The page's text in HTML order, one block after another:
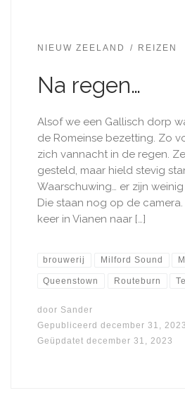
NIEUW ZEELAND REIZEN
Na regen…
Alsof we een Gallisch dorp
de Romeinse bezetting. Zo
zich vannacht in de regen.
gesteld, maar hield stevig
Waarschuwing… er zijn
Die staan nog op de
keer in Vianen naar […]
brouwerij Milford Sound
Queenstown Routeburn
door Sander
Gepubliceerd december 31, 2023
Geüpdatet december 31, 2023